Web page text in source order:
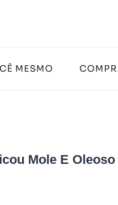
MESMO
Mole E Oleoso